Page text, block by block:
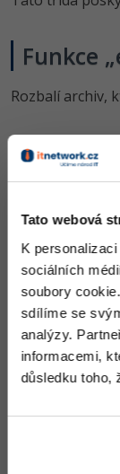
Tato webová
K
sociálních
soubory
sdílíme se
analýzy.
informacemi,
důsledku toho,
Funkce
Rozbalí archiv,
Funkce
{
string
}
{
string
using